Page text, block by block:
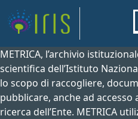
METRICA, l’archivio
scientifica dell’Istituto
lo scopo di raccogliere,
pubblicare, anche ad
ricerca dell’Ente. METRICA